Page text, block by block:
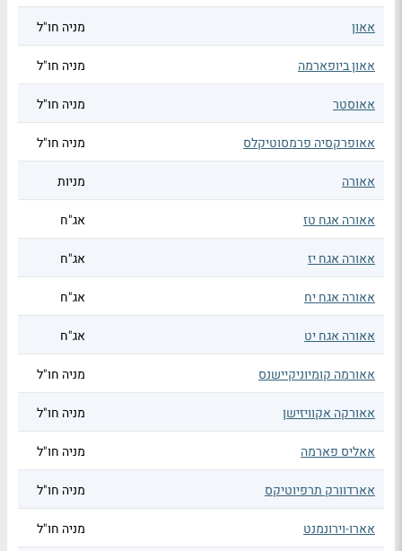
אאון מניה חו"ל
אאון ביופארמה מניה חו"ל
אאוסטר מניה חו"ל
אאופרקסיה פרמסוטיקלס מניה חו"ל
אאורה מניות
אאורה אגח טז אג"ח
אאורה אגח יז אג"ח
אאורה אגח יח אג"ח
אאורה אגח יט אג"ח
אאורמה קומיוניקיישנס מניה חו"ל
אאורקה אקוויזישן מניה חו"ל
אאליס פארמה מניה חו"ל
אארדוורק תרפיוטיקס מניה חו"ל
אארו-וירונמנט מניה חו"ל